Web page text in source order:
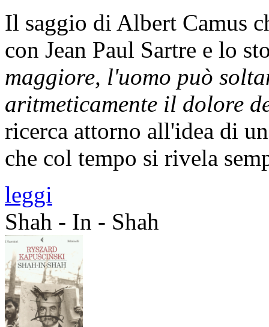
Il saggio di Albert Camus
con Jean Paul Sartre e lo
maggiore, l'uomo può
aritmeticamente il dolore
ricerca attorno all'idea di
che col tempo si rivela
leggi
Shah - In - Shah